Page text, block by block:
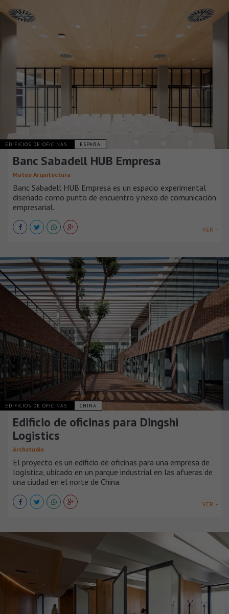
EDIFICIOS DE OFICINAS ESPAÑA
Banc Sabadell HUB Empresa
Mateo Arquitectura
Banc Sabadell HUB Empresa es un espacio experimental
diseñado como punto de encuentro y nexo de comunicación
empresarial.
VER +
EDIFICIOS DE OFICINAS CHINA
Edificio de oficinas para Dingshi
Logistics
Archstudio
El proyecto es un edificio de oficinas para una empresa de
logística, ubicado en un parque industrial en las afueras de
una ciudad en el norte de China.
VER +